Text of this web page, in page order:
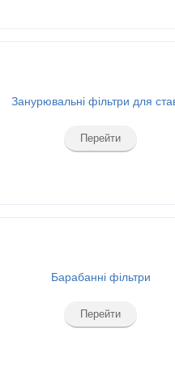
Занурювальні фільтри для
Перейти
Барабанні фільтри
Перейти